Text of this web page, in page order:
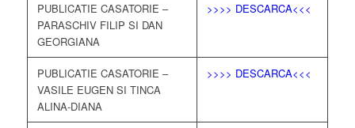
PUBLICATIE CASATORIE –
PARASCHIV FILIP SI DAN
GEORGIANA
>>>> DESCARCA<<<
PUBLICATIE CASATORIE –
VASILE EUGEN SI TINCA
ALINA-DIANA
>>>> DESCARCA<<<